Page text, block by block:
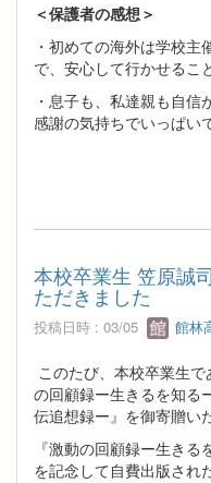
＜保護者の感想＞
・初めての海外は学校
で、安心して行かせるこ
・息子も、私達親も自信
感謝の気持ちでいっぱい
本校卒業生 笠原誠
ただきました
投稿日時 : 03/05 館林
このたび、本校卒業生
の回顧録ー生きるを知る
伝追想録ー』を御寄贈い
『激動の回顧録ー生き
を記念して自費出版され